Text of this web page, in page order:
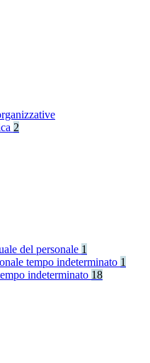
2
del personale 1
tempo indeterminato 1
indeterminato 18